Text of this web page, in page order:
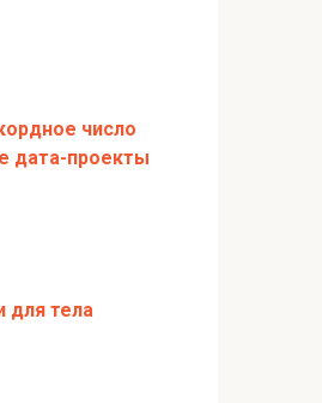
число
дата-проекты
для тела